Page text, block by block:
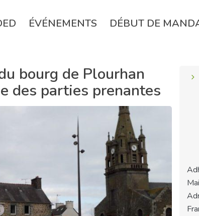
ÉVÉNEMENTS DÉBUT DE
bourg de Plourhan
des parties prenantes